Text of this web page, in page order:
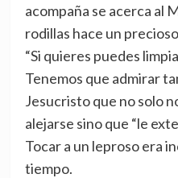
acompaña se acerca al
rodillas hace un
“Si quieres puedes
Tenemos que admirar
Jesucristo que no solo
alejarse sino que “le
Tocar a un leproso era
tiempo.